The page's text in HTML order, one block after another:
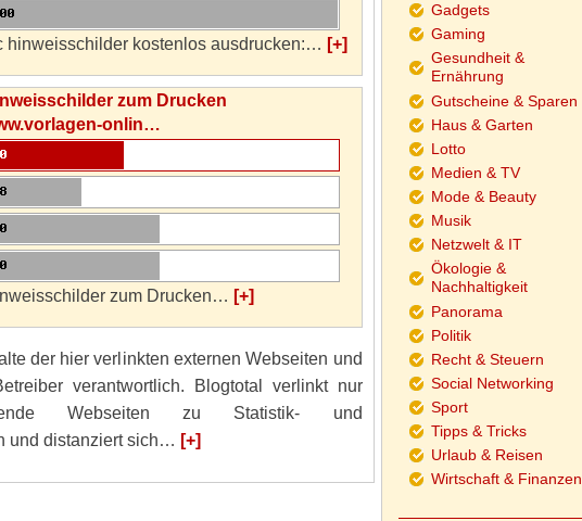
hinweisschilder kostenlos ausdrucken:… [+]
zum Drucken
onlin…
zum Drucken… [+]
der hier verlinkten externen Webseiten und
verantwortlich. Blogtotal verlinkt nur
Webseiten zu Statistik- und
und distanziert sich… [+]
Gadgets
Gaming
Gesundheit &
Ernährung
Gutscheine & Sparen
Haus & Garten
Lotto
Medien & TV
Mode & Beauty
Musik
Netzwelt & IT
Ökologie &
Nachhaltigkeit
Panorama
Politik
Recht & Steuern
Social Networking
Sport
Tipps & Tricks
Urlaub & Reisen
Wirtschaft & Finanzen